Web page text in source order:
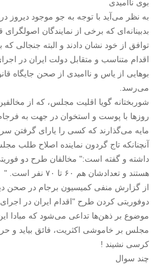
بوی ناامیدی
به نظر می‌آید با توجه به جو موجود دیروز
بدبینانه‌ای که برخی از نمایندگان
توافق از خود نشان دادند و البته جنجالی
اقدام متناسب و متقابل دولت ایران در
بوهایی از یاس و ناامیدی از صحن جایگاه
می‌رسد.
شوربختانه گویا اقلیت مجلس، که از
روزها با پوست و استخوان در جهت به
مایه می‌گذارند که کسی را یارای گرفتن
آنچنانکه تاج گردون نماینده اصلاح طلب
داشته و گفته است:" مخالفان طرح دو
هستند و تعدادشان هم ۶۰ تا ۷۰ نفر است. "
از گزارش منفی کمیسیون برجام در صحن
دوفوریتی کردن طرح "اقدام ایران در
موضوع بر ذهن‌ها تداعی می‌شود که مبادا
مجلس بر خاموشی اکثریت، فائق بیاید و
کرسی نشیند !
چند سوال